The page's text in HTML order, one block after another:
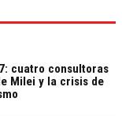
cuatro consultoras
Milei y la crisis de